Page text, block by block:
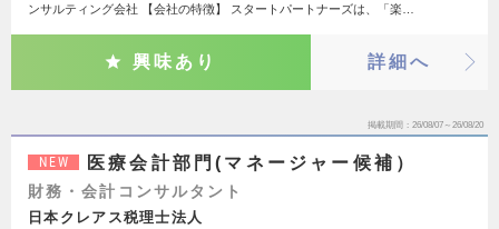
ンサルティング会社 【会社の特徴】 スタートパートナーズは、「楽…
興味あり 詳細へ
掲載期間 26/08/07～26/08/20
NEW 医療会計部門(マネージャー候補）
財務・会計コンサルタント
日本クレアス税理士法人